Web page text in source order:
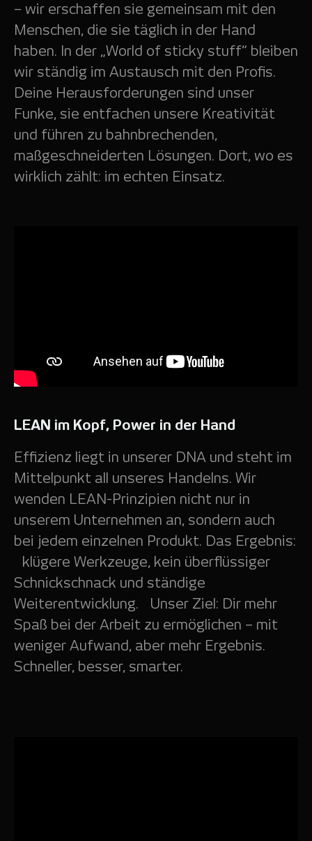
– wir erschaffen sie gemeinsam mit den
Menschen, die sie täglich in der Hand
haben. In der „World of ­sticky stuff“ bleiben
wir ständig im Austausch mit den Profis.
Deine Herausforderungen sind unser
Funke, sie entfachen unsere Kreativität
und führen zu bahnbrechenden,
maßgeschneiderten Lösungen. Dort, wo es
wirklich zählt: im echten Einsatz.
LEAN im Kopf, Power in der Hand
Effizienz liegt in unserer DNA und steht im
Mittelpunkt all unseres Handelns. Wir
wenden LEAN-Prinzipien nicht nur in
unserem Unternehmen an, sondern auch
bei jedem einzelnen Produkt. Das Ergebnis:
klügere Werkzeuge, kein überflüssiger
Schnickschnack und ständige
Weiterentwicklung. Unser Ziel: Dir mehr
Spaß bei der Arbeit zu ermöglichen – mit
weniger Aufwand, aber mehr Ergebnis.
Schneller, besser, smarter.